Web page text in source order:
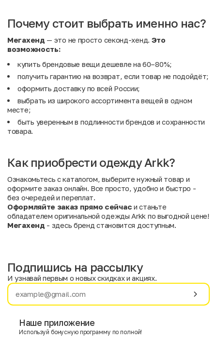
Почему стоит выбрать именно нас?
Мегахенд — это не просто секонд-хенд. Это
возможность:
купить брендовые вещи дешевле на 60–80%;
получить гарантию на возврат, если товар не подойдёт;
оформить доставку по всей России;
выбрать из широкого ассортимента вещей в одном
месте;
быть уверенным в подлинности брендов и сохранности
товара.
Как приобрести одежду Arkk?
Ознакомьтесь с каталогом, выберите нужный товар и
оформите заказ онлайн. Все просто, удобно и быстро -
без очередей и переплат.
Оформляйте заказ прямо сейчас и станьте
обладателем оригинальной одежды Arkk по выгодной цене!
Мегахенд - здесь бренд становится доступным.
Имя
E-mail
Подпишись на рассылку
И узнавай первым о новых скидках и акциях.
Наше приложение
Используй бонусную программу по полной!